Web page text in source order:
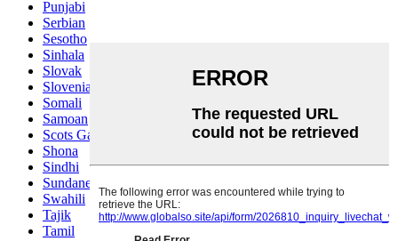
Punjabi
Serbian
Sesotho
Sinhala
Slovak
Slovenian
Somali
Samoan
Scots Gaelic
Shona
Sindhi
Sundanese
Swahili
Tajik
Tamil